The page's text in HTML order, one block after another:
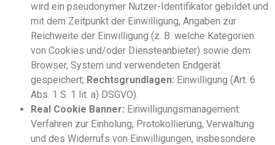
wird ein pseudonymer Nutzer-Identifikator gebildet und
mit dem Zeitpunkt der Einwilligung, Angaben zur
Reichweite der Einwilligung (z. B. welche Kategorien
von Cookies und/oder Diensteanbieter) sowie dem
Browser, System und verwendeten Endgerät
gespeichert; Rechtsgrundlagen: Einwilligung (Art. 6
Abs. 1 S. 1 lit. a) DSGVO).
Real Cookie Banner: Einwilligungsmanagement:
Verfahren zur Einholung, Protokollierung, Verwaltung
und des Widerrufs von Einwilligungen, insbesondere